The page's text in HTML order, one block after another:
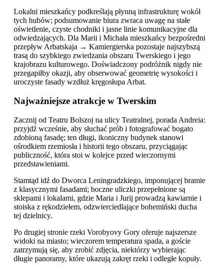
Lokalni mieszkańcy podkreślają płynną infrastrukturę wokół
tych hubów; podsumowanie biura zwraca uwagę na stałe
oświetlenie, czyste chodniki i jasne linie komunikacyjne dla
odwiedzających. Dla Marii i Michała mieszkańcy bezpośredni
przepływ Arbatskaja → Kamiergierska pozostaje najszybszą
trasą do szybkiego zwiedzania obszaru Twerskiego i jego
krajobrazu kulturowego. Doświadczony podróżnik nigdy nie
przegapiłby okazji, aby obserwować geometrię wysokości i
uroczyste fasady wzdłuż kręgosłupa Arbat.
Najważniejsze atrakcje w Twerskim
Zacznij od Teatru Bolszoj na ulicy Teatralnej, porada Andreia:
przyjdź wcześnie, aby słuchać prób i fotografować bogato
zdobioną fasadę; ten długi, ikoniczny budynek stanowi
ośrodkiem rzemiosła i historii tego obszaru, przyciągając
publiczność, która stoi w kolejce przed wieczornymi
przedstawieniami.
Stamtąd idź do Dworca Leningradzkiego, imponującej bramie
z klasycznymi fasadami; boczne uliczki przepełnione są
sklepami i lokalami, gdzie Maria i Jurij prowadzą kawiarnie i
stoiska z rękodziełem, odzwierciedlające bohemiński ducha
tej dzielnicy.
Po drugiej stronie rzeki Vorobyovy Gory oferuje najszersze
widoki na miasto; wieczorem temperatura spada, a goście
zatrzymują się, aby zrobić zdjęcia, niektórzy wybierając
długie panoramy, które ukazują zakręt rzeki i odległe kopuły.